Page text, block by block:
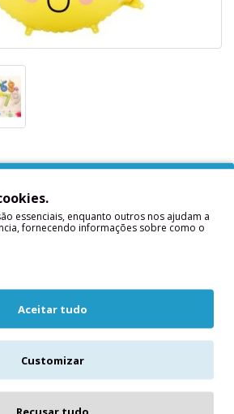
Nº 0 Amarelo
essenciais, enquanto outros nos ajudam a
fornecendo informações sobre como o
Aceitar tudo
Customizar